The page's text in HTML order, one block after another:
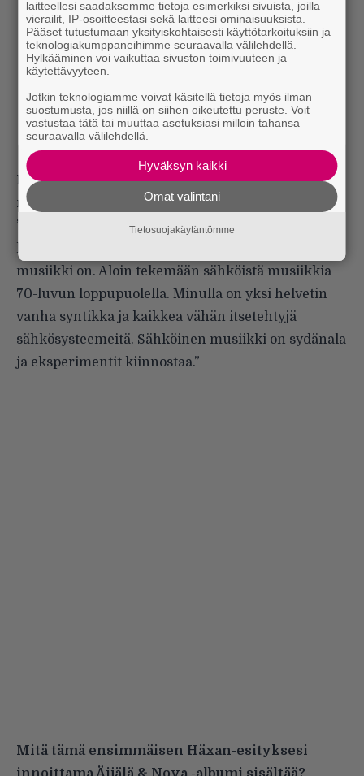
Milloin kiinnostuit koneilla tehdystä
musiikista?
”Kun kiinnostuin 60-luvulla pikkupoikana juuri
kaikesta oudosta, kiinnosti myös mitä tämä
musiikki on. Aloin tekemään sähköistä musiikkia
70-luvun loppupuolella. Minulla on yksi helvetin
vanha syntikka ja kaikkea vähän itsetehtyjä
sähkösysteemeitä. Sähköinen musiikki on sydänala
ja eksperimentit kiinnostaa.”
Mitä tämä ensimmäisen Häxan-esityksesi
laitteellesi saadaksemme tietoja esimerkiksi sivuista, joilla
vierailit, IP-osoitteestasi sekä laitteesi ominaisuuksista.
Pääset tutustumaan yksityiskohtaisesti käyttötarkoituksiin ja
teknologiakumppaneihimme seuraavalla välilehdellä.
Hylkääminen voi vaikuttaa sivuston toimivuuteen ja
käytettävyyteen.
Jotkin teknologiamme voivat käsitellä tietoja myös ilman
suostumusta, jos niillä on siihen oikeutettu peruste. Voit
vastustaa tätä tai muuttaa asetuksiasi milloin tahansa
seuraavalla välilehdellä.
Hyväksyn kaikki
Omat valintani
Tietosuojakäytäntömme